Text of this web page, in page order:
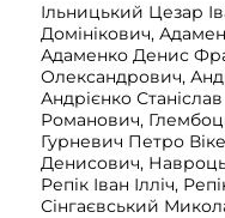
Ільницький Цезар
Домінікович,
Адаменко Денис
Олександрович,
Андрієнко
Романович,
Гурневич Петро
Денисович,
Репік Іван Ілліч,
Сінгаєвський